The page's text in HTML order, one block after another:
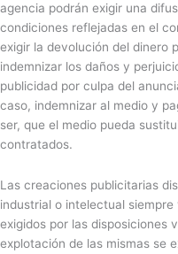
agencia podrán exigir una
condiciones reflejadas en el
exigir la devolución del dinero
indemnizar los daños y
publicidad por culpa del
caso, indemnizar al medio y
ser, que el medio pueda
contratados.
Las creaciones publicitarias
industrial o intelectual
exigidos por las disposiciones
explotación de las mismas se